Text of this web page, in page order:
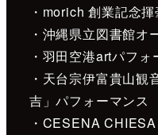
・morich 創業記念揮
・沖縄県立図書館オ
・羽田空港artパフォ
・天台宗伊富貴山観
吉」パフォーマンス
・CESENA